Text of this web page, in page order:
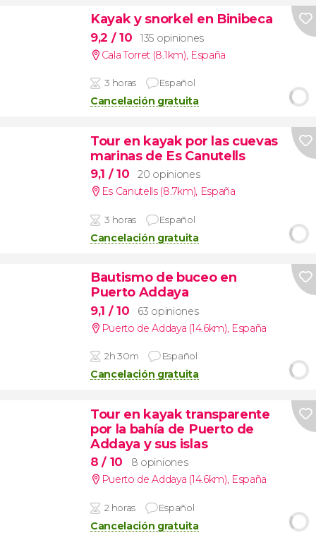
Kayak y snorkel en Binibeca
9,2 / 10
135 opiniones
Cala Torret (8.1km) España
3 horas Español
Cancelación gratuita
Tour en kayak por las cuevas
marinas de Es Canutells
9,1 / 10
20 opiniones
Es Canutells (8.7km), España
3 horas Español
Cancelación gratuita
Bautismo de buceo en
Puerto Addaya
9,1 / 10
63 opiniones
Puerto de Addaya (14.6km) España
2h 30m Español
Cancelación gratuita
Tour en kayak transparente
por la bahía de Puerto de
Addaya y sus islas
8/ 10
8 opiniones
Puerto de Addaya (14.6km), España
2 horas Español
Cancelación gratuita